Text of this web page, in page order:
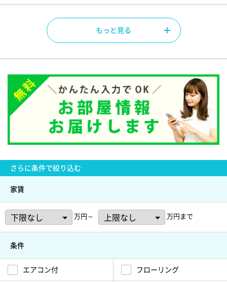
もっと見る
さらに条件で絞り込む
家賃
万円～ 万円まで
条件
エアコン付 フローリング